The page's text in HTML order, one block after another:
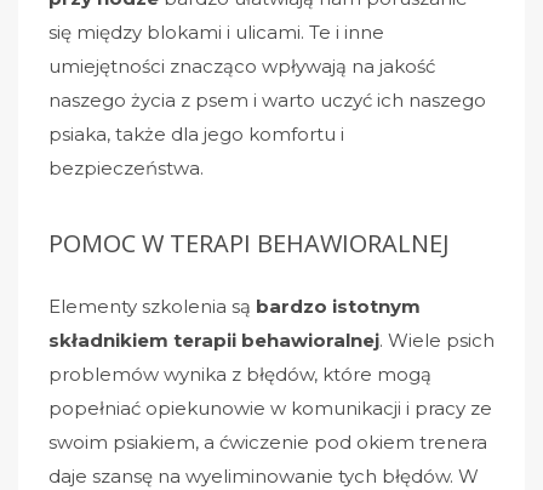
się między blokami i ulicami. Te i inne
umiejętności znacząco wpływają na jakość
naszego życia z psem i warto uczyć ich naszego
psiaka, także dla jego komfortu i
bezpieczeństwa.
POMOC W TERAPI BEHAWIORALNEJ
Elementy szkolenia są bardzo istotnym
składnikiem terapii behawioralnej. Wiele psich
problemów wynika z błędów, które mogą
popełniać opiekunowie w komunikacji i pracy ze
swoim psiakiem, a ćwiczenie pod okiem trenera
daje szansę na wyeliminowanie tych błędów. W